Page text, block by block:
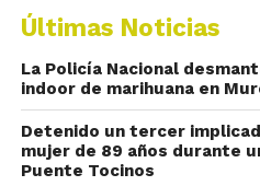
Últimas Noticias
La Policía Nacional
indoor de marihuana en
Detenido un tercer
mujer de 89 años durante
Puente Tocinos